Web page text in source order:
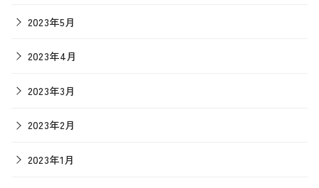
2023年5月
2023年4月
2023年3月
2023年2月
2023年1月